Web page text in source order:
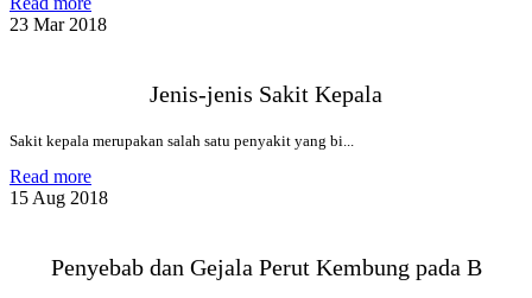
23 Mar 2018
Jenis-jenis Sakit Kepala
Sakit kepala merupakan salah satu penyakit yang bi...
Read more
15 Aug 2018
Penyebab dan Gejala Perut Kembung pada B